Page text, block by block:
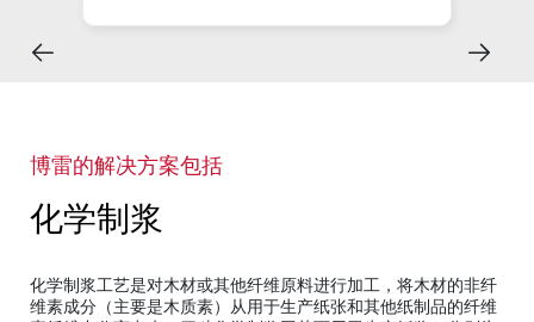
博雷的解决方案包括
化学制浆
化学制浆工艺是对木材或其他纤维原料进行加工，将木材的非纤
维素成分（主要是木质素）从用于生产纸张和其他纸制品的纤维